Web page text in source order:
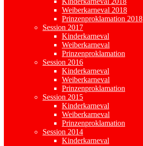
Weiberkarneval 2018
Prinzenproklamation 2018
Session 2017
Kinderkarneval
Weiberkarneval
Prinzenproklamation
Session 2016
Kinderkarneval
Weiberkarneval
Prinzenproklamation
Session 2015
Kinderkarneval
Weiberkarneval
Prinzenproklamation
Session 2014
Kinderkarneval